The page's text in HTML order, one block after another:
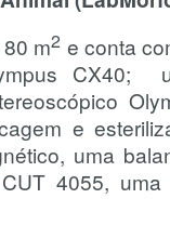
m2 e conta
CX40;
e
uma
4055,